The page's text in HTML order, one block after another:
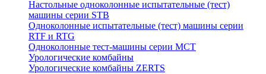
Настольные одноколонные испытательные (тест)
машины серии STB
Одноколонные испытательные (тест) машины серии
RTF и RTG
Одноколонные тест-машины серии MCT
Урологические комбайны
Урологические комбайны ZERTS